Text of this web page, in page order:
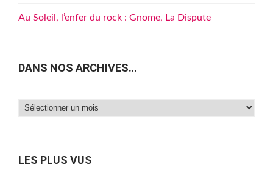
Au Soleil, l’enfer du rock : Gnome, La Dispute
DANS NOS ARCHIVES…
Dans
LES PLUS VUS